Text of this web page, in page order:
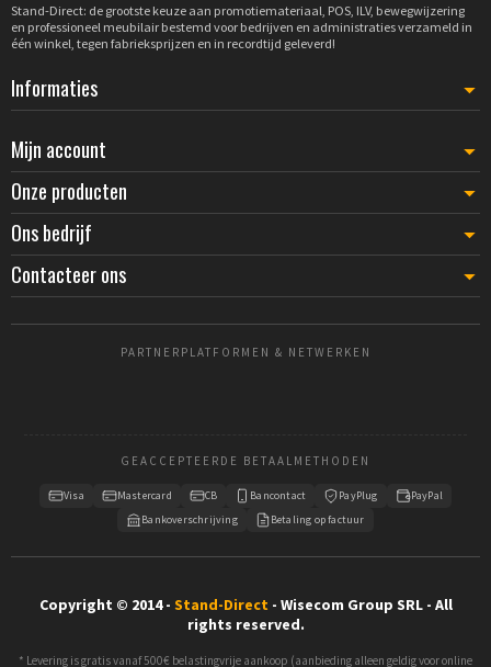
Stand-Direct: de grootste keuze aan promotiemateriaal, POS, ILV, bewegwijzering
en professioneel meubilair bestemd voor bedrijven en administraties verzameld in
één winkel, tegen fabrieksprijzen en in recordtijd geleverd!
Informaties
Mijn account
Onze producten
Ons bedrijf
Contacteer ons
PARTNERPLATFORMEN & NETWERKEN
GEACCEPTEERDE BETAALMETHODEN
Visa Mastercard CB Bancontact PayPlug
PayPal
Bankoverschrijving
Betaling op factuur
Copyright © 2014 - Stand-Direct - Wisecom Group SRL - All
rights reserved.
* Levering is gratis vanaf 500€ belastingvrije aankoop (aanbieding alleen geldig voor online